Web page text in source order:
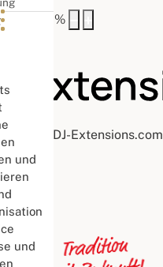
%
by DJ-Extensions.com
und
und